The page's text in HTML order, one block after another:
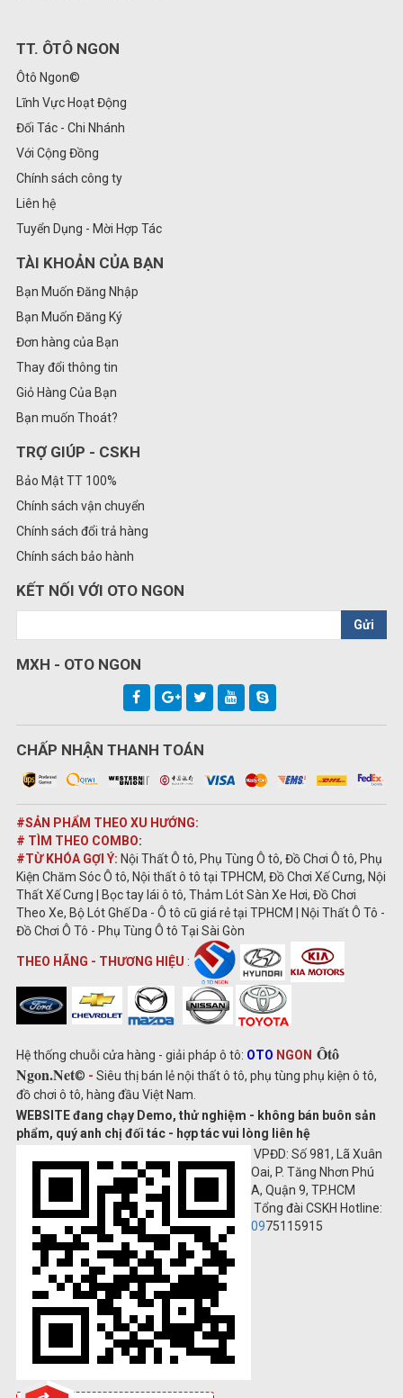
TT. ÔTÔ NGON
Ôtô Ngon©
Lĩnh Vực Hoạt Động
Đối Tác - Chi Nhánh
Với Cộng Đồng
Chính sách công ty
Liên hệ
Tuyển Dụng - Mời Hợp Tác
TÀI KHOẢN CỦA BẠN
Bạn Muốn Đăng Nhập
Bạn Muốn Đăng Ký
Đơn hàng của Bạn
Thay đổi thông tin
Giỏ Hàng Của Bạn
Bạn muốn Thoát?
TRỢ GIÚP - CSKH
Bảo Mật TT 100%
Chính sách vận chuyển
Chính sách đổi trả hàng
Chính sách bảo hành
KẾT NỐI VỚI OTO NGON
Gửi
MXH - OTO NGON
CHẤP NHẬN THANH TOÁN
#SẢN PHẨM THEO XU HƯỚNG:
# TÌM THEO COMBO:
#TỪ KHÓA GỢI Ý: Nội Thất Ô tô, Phụ Tùng Ô tô, Đồ Chơi Ô tô, Phụ
Kiện Chăm Sóc Ô tô, Nội thất ô tô tại TPHCM, Đồ Chơi Xế Cưng, Nội
Thất Xế Cưng | Bọc tay lái ô tô, Thảm Lót Sàn Xe Hơi, Đồ Chơi
Theo Xe, Bộ Lót Ghế Da - Ô tô cũ giá rẻ tại TPHCM | Nội Thất Ô Tô -
Đồ Chơi Ô Tô - Phụ Tùng Ô tô Tại Sài Gòn
THEO HÃNG - THƯƠNG HIỆU :
Hệ thống chuỗi cửa hàng - giải pháp ô tô: OTO NGON Ôtô
Ngon.Net© - Siêu thị bán lẻ nội thất ô tô, phụ tùng phụ kiện ô tô,
đồ chơi ô tô, hàng đầu Việt Nam.
WEBSITE đang chạy Demo, thử nghiệm - không bán buôn sản
phẩm, quý anh chị đối tác - hợp tác vui lòng liên hệ
VPĐD: Số 981, Lã Xuân
Oai, P. Tăng Nhơn Phú
A, Quận 9, TP.HCM
Tổng đài CSKH Hotline:
0975115915